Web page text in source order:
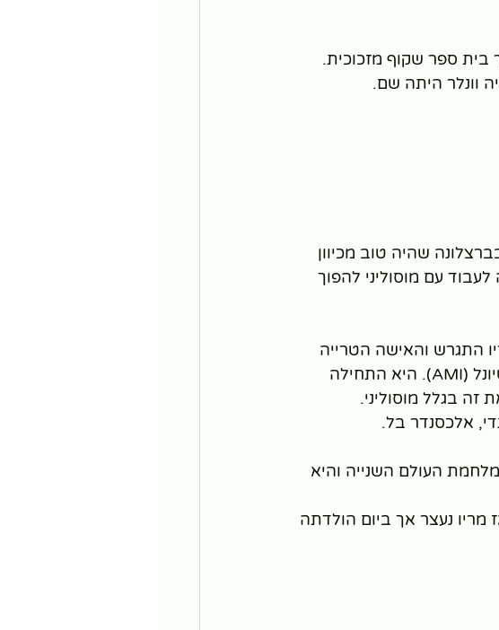
בית ספר שקוף מזכוכית.
וונלר היתה שם.
שהיה טוב מכיוון
עם מוסוליני להפוך
התגרש והאישה הטרייה
הייתה הולנדית). כאן עם מריו הקימו את האגודה מונטסורי אינטרנשיונל (AMI). היא התחילה
אלכסנדר בל.
להיות 6 חודשים), פרצה מלחמת העולם השנייה והיא
מריו נעצר אך ביום הולדתה